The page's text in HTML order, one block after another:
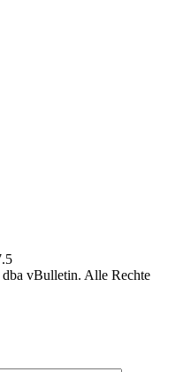
vBulletin. Alle Rechte